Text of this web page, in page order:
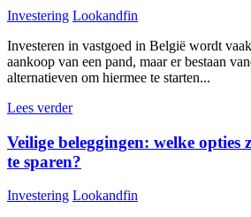
Investering Lookandfin
Investeren in vastgoed in België wordt
aankoop van een pand, maar er bestaan
alternatieven om hiermee te starten...
Lees verder
Veilige beleggingen: welke opties
te sparen?
Investering Lookandfin